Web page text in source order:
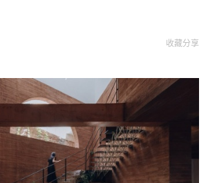
收藏分享